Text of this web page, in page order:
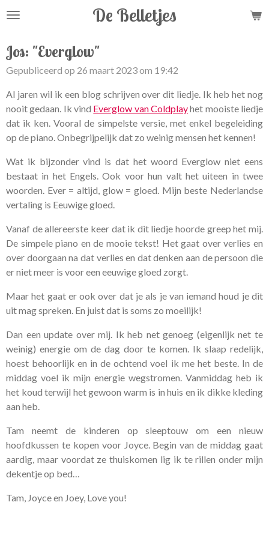
Ga
de
hoofdinhoud
De Belletjes
Jos: "Everglow"
Gepubliceerd op 26 maart 2023 om 19:42
Al jaren wil ik een blog schrijven over dit liedje. Ik heb het nog
nooit gedaan. Ik vind Everglow van Coldplayhet mooiste liedje
dat ik ken. Vooral de simpelste versie, met enkel begeleiding
op de piano. Onbegrijpelijk dat zo weinig mensen het kennen!
Wat ik bijzonder vind is dat het woord Everglow niet eens
bestaat in het Engels. Ook voor hun valt het uiteen in twee
woorden. Ever = altijd, glow = gloed. Mijn beste Nederlandse
vertaling is Eeuwige gloed.
Vanaf de allereerste keer dat ik dit liedje hoorde greep het mij.
De simpele piano en de mooie tekst! Het gaat over verlies en
over doorgaan na dat verlies en dat denken aan de persoon die
er niet meer is voor een eeuwige gloed zorgt.
Maar het gaat er ook over dat je als je van iemand houd je dit
uit mag spreken. En juist dat is soms zo moeilijk!
Dan een update over mij. Ik heb net genoeg (eigenlijk net te
weinig) energie om de dag door te komen. Ik slaap redelijk,
hoest behoorlijk en in de ochtend voel ik me het beste. In de
middag voel ik mijn energie wegstromen. Vanmiddag heb ik
het koud terwijl het gewoon warm is in huis en ik dikke kleding
aan heb.
Tam neemt de kinderen op sleeptouw om een nieuw
hoofdkussen te kopen voor Joyce. Begin van de middag gaat
aardig, maar voordat ze thuiskomen lig ik te rillen onder mijn
dekentje op bed…
Tam, Joyce en Joey, Love you!